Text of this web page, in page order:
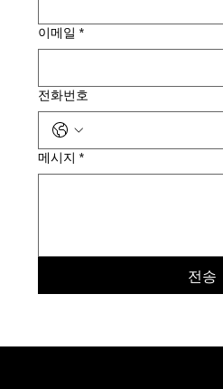
이메일 *
전화번호
메시지 *
전송